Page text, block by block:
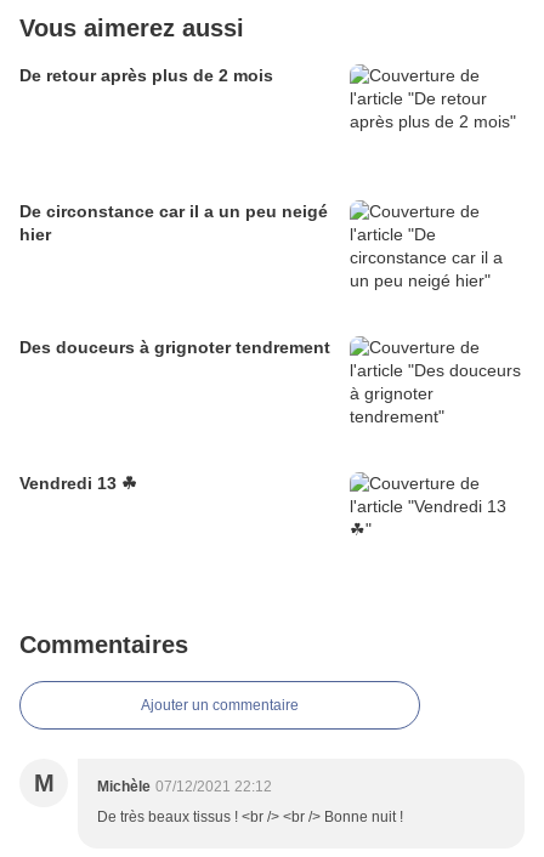
Vous aimerez aussi
De retour après plus de 2 mois
De circonstance car il a un peu neigé
hier
Des douceurs à grignoter tendrement
Vendredi 13 ☘
Commentaires
Ajouter un commentaire
M Michèle 07/12/2021 22:12
De très beaux tissus ! <br /> <br /> Bonne nuit !